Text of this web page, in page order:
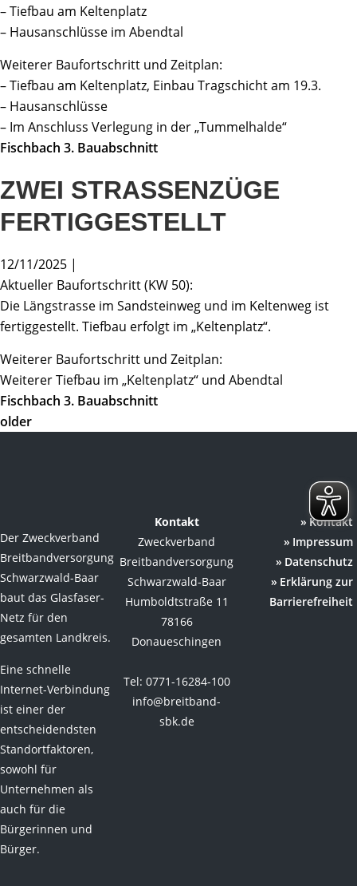
– Tiefbau am Keltenplatz
– Hausanschlüsse im Abendtal
Weiterer Baufortschritt und Zeitplan:
– Tiefbau am Keltenplatz, Einbau Tragschicht am 19.3.
– Hausanschlüsse
– Im Anschluss Verlegung in der „Tummelhalde“
Fischbach 3. Bauabschnitt
ZWEI STRASSENZÜGE F
ERTIGGESTELLT
12/11/2025 |
Aktueller Baufortschritt (KW 50):
Die Längstrasse im Sandsteinweg und im Keltenweg ist
fertiggestellt. Tiefbau erfolgt im „Keltenplatz“.
Weiterer Baufortschritt und Zeitplan:
Weiterer Tiefbau im „Keltenplatz“ und Abendtal
Fischbach 3. Bauabschnitt
older
Der Zweckverband
Breitbandversorgung
Schwarzwald-Baar
baut das Glasfaser-
Netz für den
gesamten Landkreis.
Eine schnelle
Internet-Verbindung
ist einer der
entscheidendsten
Standortfaktoren,
sowohl für
Unternehmen als
auch für die
Bürgerinnen und
Bürger.
Kontakt
Zweckverband
Breitbandversorgung
Schwarzwald-Baar
Humboldtstraße 11
78166
Donaueschingen
Tel: 0771-16284-100
info@breitband-
sbk.de
Kontakt
Impressum
Datenschutz
Erklärung zur
Barrierefreiheit